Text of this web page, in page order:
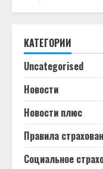
КАТЕГОРИИ
Uncategorised
Новости
Новости плюс
Правила
Социальное